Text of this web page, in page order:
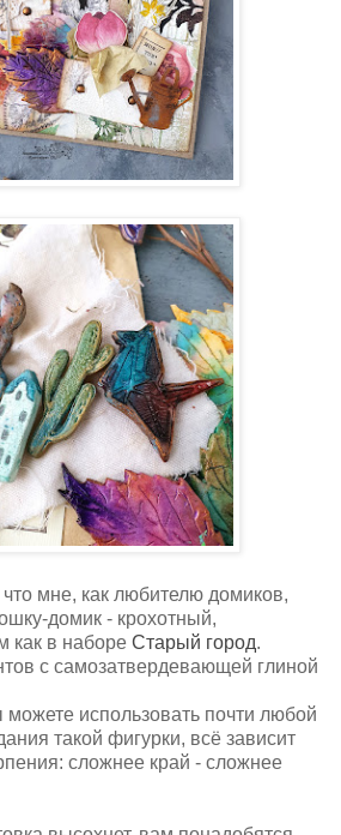
что мне, как любителю домиков,
домик - крохотный,
как в наборе Старый город.
с самозатвердевающей глиной
использовать почти любой
такой фигурки, всё зависит
сложнее край - сложнее